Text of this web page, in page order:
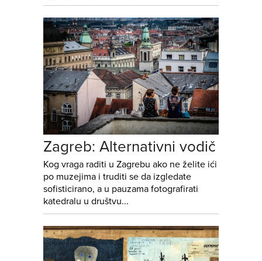
Zagreb: Alternativni vodič
Kog vraga raditi u Zagrebu ako ne želite ići
po muzejima i truditi se da izgledate
sofisticirano, a u pauzama fotografirati
katedralu u društvu...